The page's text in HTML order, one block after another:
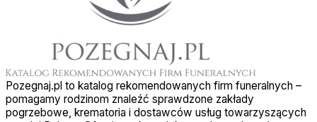
Pozegnaj.pl to katalog rekomendowanych firm funeralnych –
pomagamy rodzinom znaleźć sprawdzone zakłady
pogrzebowe, krematoria i dostawców usług towarzyszących